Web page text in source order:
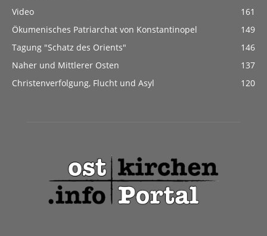
Video
161
Ökumenisches Patriarchat von Konstantinopel
149
Tagung "Schatz des Orients"
146
Naher und Mittlerer Osten
137
Christenverfolgung, Flucht und Asyl
120